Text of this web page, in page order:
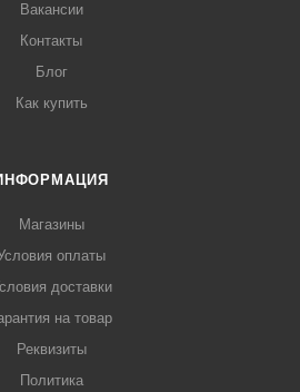
Вакансии
Контакты
Блог
Как купить
Магазины
оплаты
доставки
на товар
Реквизиты
Политика